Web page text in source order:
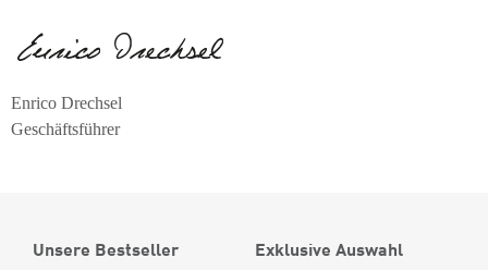
Enrico Drechsel
Geschäftsführer
Unsere Bestseller Exklusive Auswahl